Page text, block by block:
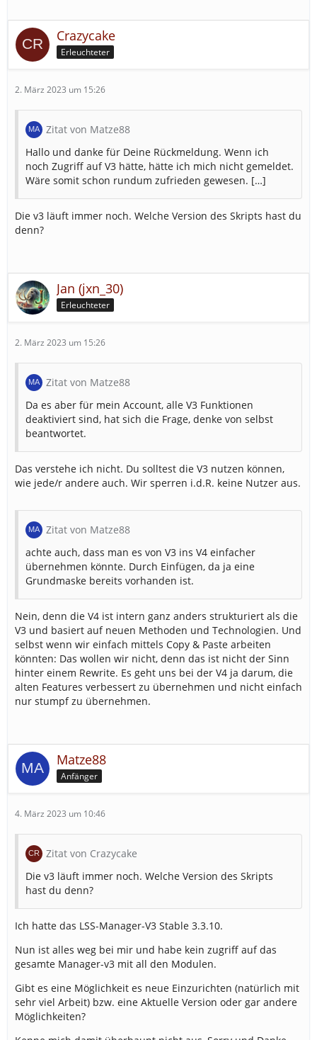
Crazycake
Erleuchteter
2. März 2023 um 15:26
Zitat von Matze88
Hallo und danke für Deine Rückmeldung. Wenn ich
noch Zugriff auf V3 hätte, hätte ich mich nicht gemeldet.
Wäre somit schon rundum zufrieden gewesen. […]
Die v3 läuft immer noch. Welche Version des Skripts hast du
denn?
Jan (jxn_30)
Erleuchteter
2. März 2023 um 15:26
Zitat von Matze88
Da es aber für mein Account, alle V3 Funktionen
deaktiviert sind, hat sich die Frage, denke von selbst
beantwortet.
Das verstehe ich nicht. Du solltest die V3 nutzen können,
wie jede/r andere auch. Wir sperren i.d.R. keine Nutzer aus.
Zitat von Matze88
achte auch, dass man es von V3 ins V4 einfacher
übernehmen könnte. Durch Einfügen, da ja eine
Grundmaske bereits vorhanden ist.
Nein, denn die V4 ist intern ganz anders strukturiert als die
V3 und basiert auf neuen Methoden und Technologien. Und
selbst wenn wir einfach mittels Copy & Paste arbeiten
könnten: Das wollen wir nicht, denn das ist nicht der Sinn
hinter einem Rewrite. Es geht uns bei der V4 ja darum, die
alten Features verbessert zu übernehmen und nicht einfach
nur stumpf zu übernehmen.
Matze88
Anfänger
4. März 2023 um 10:46
Zitat von Crazycake
Die v3 läuft immer noch. Welche Version des Skripts
hast du denn?
Ich hatte das LSS-Manager-V3 Stable 3.3.10.
Nun ist alles weg bei mir und habe kein zugriff auf das
gesamte Manager-v3 mit all den Modulen.
Gibt es eine Möglichkeit es neue Einzurichten (natürlich mit
sehr viel Arbeit) bzw. eine Aktuelle Version oder gar andere
Möglichkeiten?